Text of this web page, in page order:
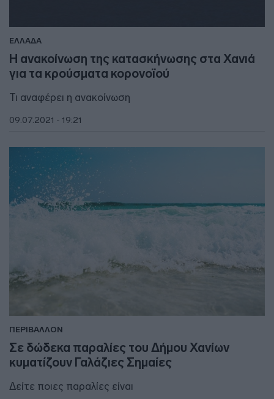
ΕΛΛΑΔΑ
Η ανακοίνωση της κατασκήνωσης στα Χανιά
για τα κρούσματα κορονοϊού
Τι αναφέρει η ανακοίνωση
09.07.2021 - 19:21
ΠΕΡΙΒΑΛΛΟΝ
Σε δώδεκα παραλίες του Δήμου Χανίων
κυματίζουν Γαλάζιες Σημαίες
Δείτε ποιες παραλίες είναι